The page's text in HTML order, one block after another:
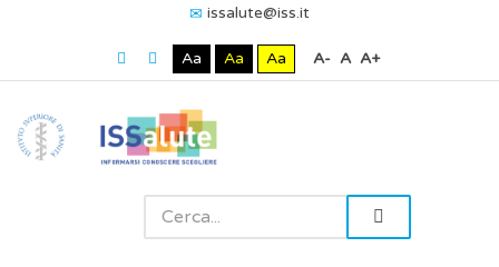
issalute@iss.it
Aa Aa Aa A- A A+